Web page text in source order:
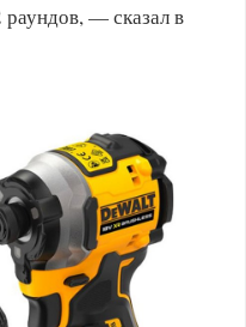
раундов, — сказал в